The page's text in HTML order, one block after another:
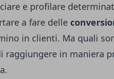
e profilare
a fare delle
in clienti. Ma quali
in maniera